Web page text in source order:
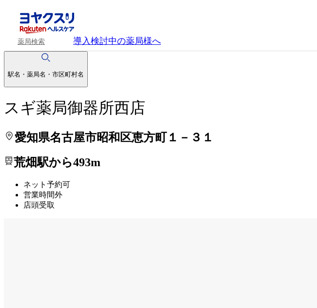
薬局検索 導入検討中の薬局様へ
駅名・薬局名・市区町村名
スギ薬局御器所西店
愛知県名古屋市昭和区恵方町１－３１
荒畑駅から493m
ネット予約可
営業時間外
店頭受取
処方せんを送って待ち時間を短く！
処方せんを送って待ち時間を短く！